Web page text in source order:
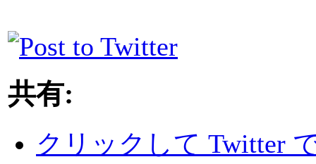
共有:
クリックして Twitter